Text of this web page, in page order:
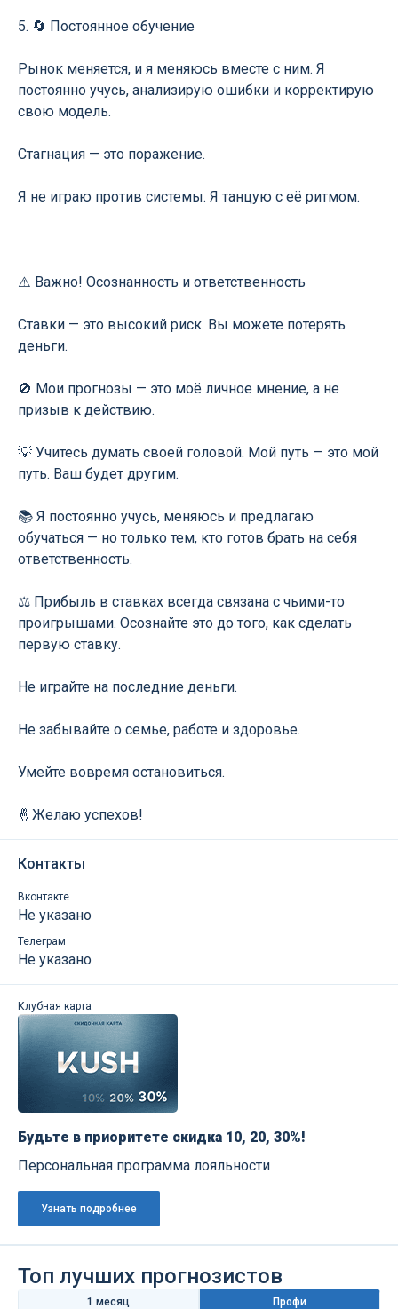
5. 🔄 Постоянное обучение
Рынок меняется, и я меняюсь вместе с ним. Я
постоянно учусь, анализирую ошибки и корректирую
свою модель.
Стагнация — это поражение.
Я не играю против системы. Я танцую с её ритмом.
⚠️ Важно! Осознанность и ответственность
Ставки — это высокий риск. Вы можете потерять
деньги.
🚫 Мои прогнозы — это моё личное мнение, а не
призыв к действию.
💡 Учитесь думать своей головой. Мой путь — это мой
путь. Ваш будет другим.
📚 Я постоянно учусь, меняюсь и предлагаю
обучаться — но только тем, кто готов брать на себя
ответственность.
⚖️ Прибыль в ставках всегда связана с чьими-то
проигрышами. Осознайте это до того, как сделать
первую ставку.
Не играйте на последние деньги.
Не забывайте о семье, работе и здоровье.
Умейте вовремя остановиться.
🤞Желаю успехов!
Контакты
Вконтакте
Не указано
Телеграм
Не указано
Клубная карта
Будьте в приоритете скидка 10, 20, 30%!
Персональная программа лояльности
Узнать подробнее
Топ лучших прогнозистов
1 месяц Профи